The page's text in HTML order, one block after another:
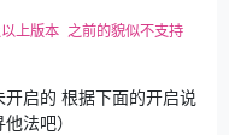
上版本 之前的貌似不支持
启的 根据下面的开启说
法吧）